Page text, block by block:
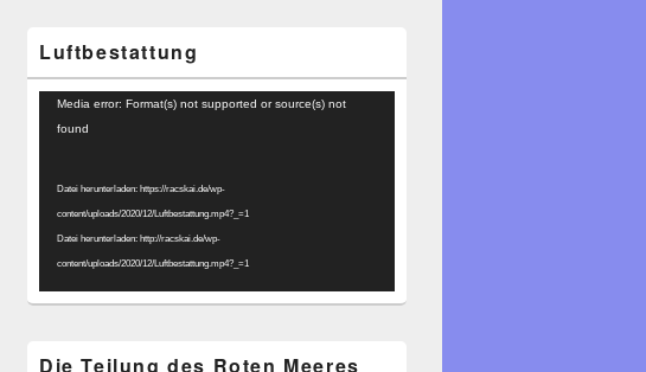
Luftbestattung
Video-
Player
Media error: Format(s) not supported or source(s) not
found
Datei herunterladen: https://racskai.de/wp-
content/uploads/2020/12/Luftbestattung.mp4?_=1
Datei herunterladen: http://racskai.de/wp-
content/uploads/2020/12/Luftbestattung.mp4?_=1
Die Teilung des Roten Meeres